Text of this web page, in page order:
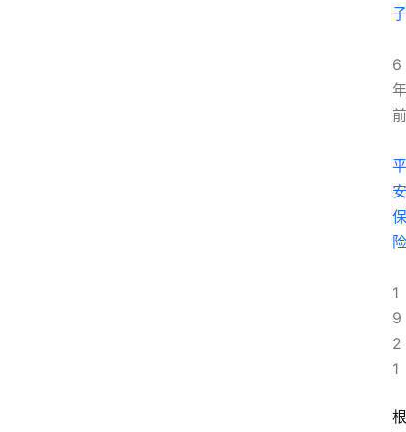
子
6
年
前
平
安
保
险
1
9
2
1
根